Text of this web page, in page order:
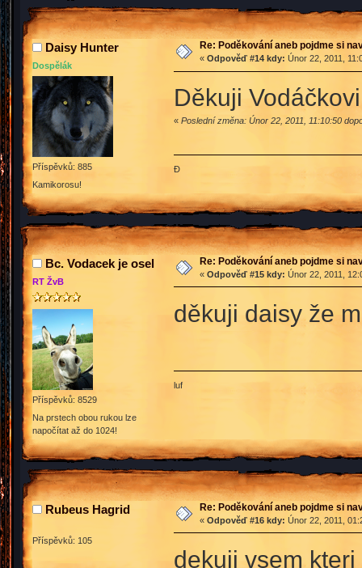
Daisy Hunter
Dospělák
Příspěvků: 885
Kamikorosu!
Re: Poděkování aneb pojdme si
« Odpověď #14 kdy: Únor 22, 2011,
Děkuji
« Poslední změna: Únor 22, 2011, 11:10:50
Đ
Bc. Vodacek je osel
RT ŽvB
Příspěvků: 8529
Na prstech obou rukou lze
napočítat až do 1024!
Re: Poděkování aneb pojdme si
« Odpověď #15 kdy: Únor 22, 2011,
děkuji daisy že
luf
Rubeus Hagrid
Příspěvků: 105
Re: Poděkování aneb pojdme si
« Odpověď #16 kdy: Únor 22, 2011,
dekuji vsem